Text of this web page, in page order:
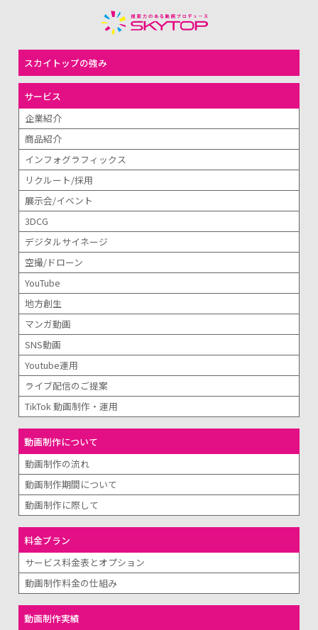
スカイトップの強み
サービス
企業紹介
商品紹介
インフォグラフィックス
リクルート/採用
展示会/イベント
3DCG
デジタルサイネージ
空撮/ドローン
YouTube
地方創生
マンガ動画
SNS動画
Youtube運用
ライブ配信のご提案
TikTok 動画制作・運用
動画制作について
動画制作の流れ
動画制作期間について
動画制作に際して
料金プラン
サービス料金表とオプション
動画制作料金の仕組み
動画制作実績